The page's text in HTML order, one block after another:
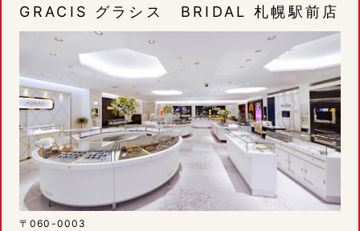
GRACIS グラシス BRIDAL 札幌駅前店
〒060-0003